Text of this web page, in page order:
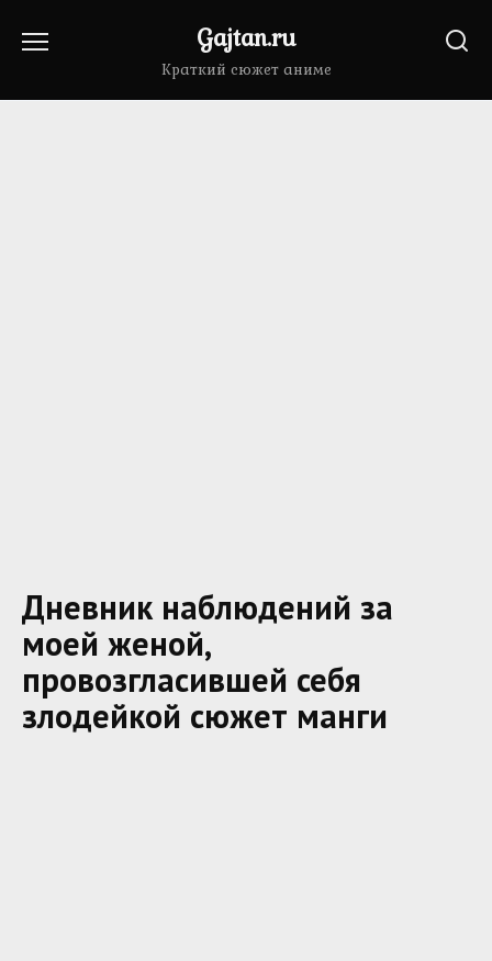
Gajtan.ru
Краткий сюжет аниме
Дневник наблюдений за
моей женой,
провозгласившей себя
злодейкой сюжет манги